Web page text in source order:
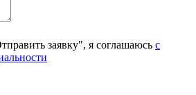
заявку", я соглашаюсь с